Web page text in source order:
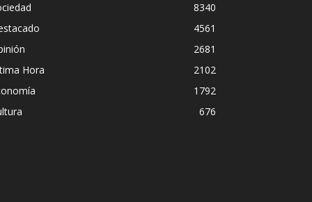
8340
4561
2681
Hora
2102
1792
676